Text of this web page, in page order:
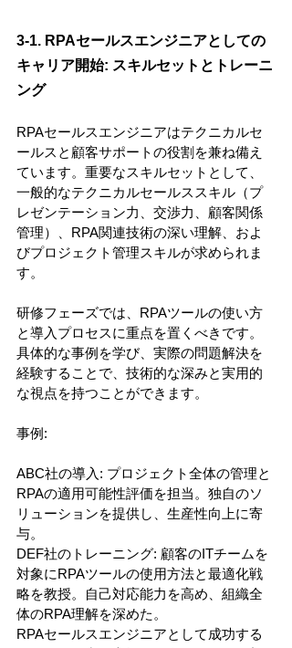
3-1. RPAセールスエンジニアとしての
キャリア開始: スキルセットとトレーニ
ング
RPAセールスエンジニアはテクニカルセ
ールスと顧客サポートの役割を兼ね備え
ています。重要なスキルセットとして、
一般的なテクニカルセールススキル（プ
レゼンテーション力、交渉力、顧客関係
管理）、RPA関連技術の深い理解、およ
びプロジェクト管理スキルが求められま
す。
研修フェーズでは、RPAツールの使い方
と導入プロセスに重点を置くべきです。
具体的な事例を学び、実際の問題解決を
経験することで、技術的な深みと実用的
な視点を持つことができます。
事例:
ABC社の導入: プロジェクト全体の管理と
RPAの適用可能性評価を担当。独自のソ
リューションを提供し、生産性向上に寄
与。
DEF社のトレーニング: 顧客のITチームを
対象にRPAツールの使用方法と最適化戦
略を教授。自己対応能力を高め、組織全
体のRPA理解を深めた。
RPAセールスエンジニアとして成功する